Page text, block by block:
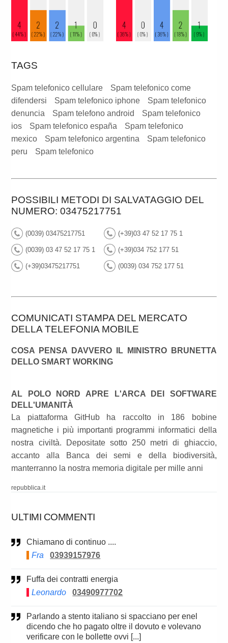
TAGS
Spam telefonico cellulare
Spam telefonico come
difendersi
Spam telefonico iphone
Spam telefonico
denuncia
Spam telefono android
Spam telefonico
ios
Spam telefonico españa
Spam telefonico
mexico
Spam telefonico argentina
Spam telefonico
peru
Spam telefonico
POSSIBILI METODI DI SALVATAGGIO DEL
NUMERO: 03475217751
(0039) 03475217751 (+39)03 47 52 17 75 1
(0039) 03 47 52 17 75 1 (+39)034 752 177 51
(+39)03475217751 (0039) 034 752 177 51
COMUNICATI STAMPA DEL MERCATO
DELLA TELEFONIA MOBILE
COSA PENSA DAVVERO IL MINISTRO BRUNETTA
DELLO SMART WORKING
AL POLO NORD APRE L'ARCA DEI SOFTWARE
DELL'UMANITÀ
La piattaforma GitHub ha raccolto in 186 bobine
magnetiche i più importanti programmi informatici della
nostra civiltà. Depositate sotto 250 metri di ghiaccio,
accanto alla Banca dei semi e della biodiversità,
manterranno la nostra memoria digitale per mille anni
repubblica.it
ULTIMI COMMENTI
Chiamano di continuo ....
Fra
03939157976
Fuffa dei contratti energia
Leonardo
03490977702
Parlando a stento italiano si spacciano per enel
dicendo che ho pagato oltre il dovuto e volevano
verificare con le bollette ovvi [...]